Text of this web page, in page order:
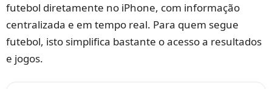
futebol diretamente no iPhone, com informação
centralizada e em tempo real. Para quem segue
futebol, isto simplifica bastante o acesso a resultados
e jogos.